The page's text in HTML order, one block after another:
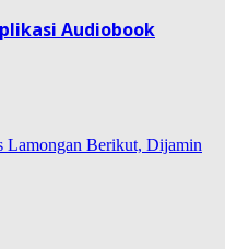
Audiobook
Lamongan Berikut, Dijamin